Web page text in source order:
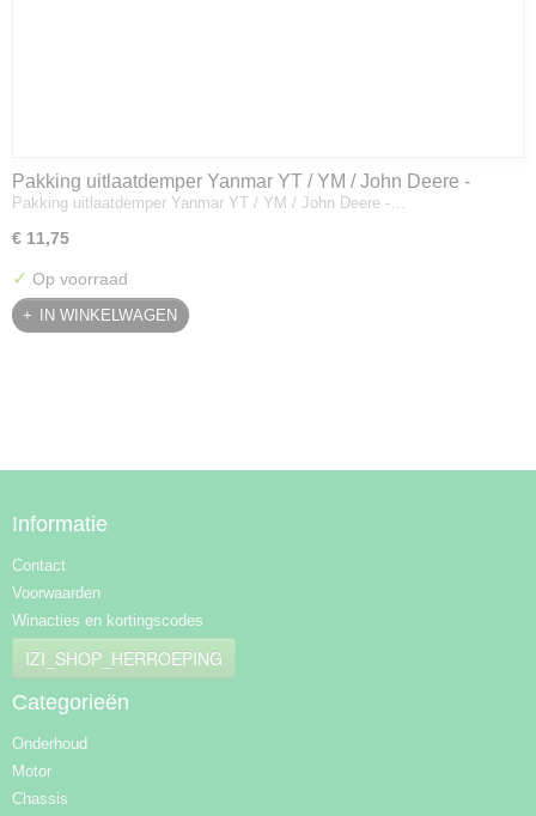
Pakking uitlaatdemper Yanmar YT / YM / John Deere -
128300-13230
Pakking uitlaatdemper Yanmar YT / YM / John Deere -…
€ 11,75
✓ Op voorraad
IN WINKELWAGEN
Informatie
Contact
Voorwaarden
Winacties en kortingscodes
IZI_SHOP_HERROEPING
Categorieën
Onderhoud
Motor
Chassis